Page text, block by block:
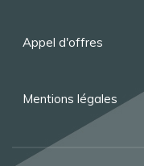
Appel d'offres
Mentions légales